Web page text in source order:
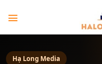
qua
Hạ Long Media